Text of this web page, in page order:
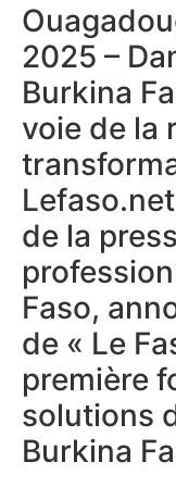
2025 –
Burkina
voie de la
de la
Faso,
de « Le
première
solutions
Burkina